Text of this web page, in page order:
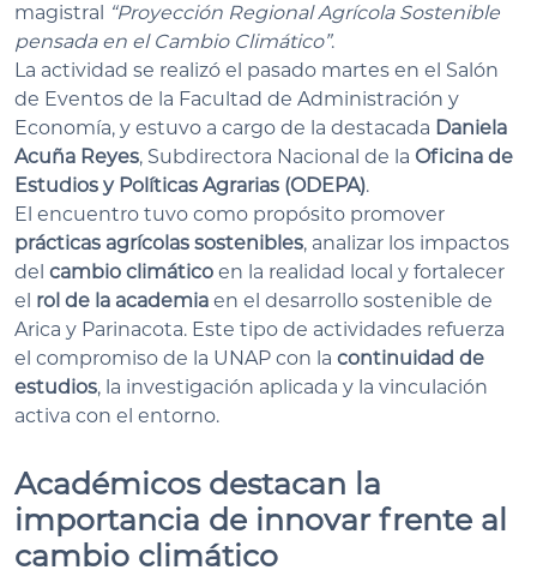
magistral
“Proyección Regional Agrícola Sostenible
pensada en el Cambio Climático”.
La actividad se realizó el pasado martes en el Salón
de Eventos de la Facultad de Administración y
Economía, y estuvo a cargo de la destacada Daniela
Acuña Reyes, Subdirectora Nacional de la Oficina de
Estudios y Políticas Agrarias (ODEPA).
El encuentro tuvo como propósito promover
prácticas agrícolas sostenibles, analizar los impactos
del cambio climático en la realidad local y fortalecer
el rol de la academia en el desarrollo sostenible de
Arica y Parinacota. Este tipo de actividades refuerza
el compromiso de la UNAP con la continuidad de
estudios, la investigación aplicada y la vinculación
activa con el entorno.
Académicos destacan la
importancia de innovar frente al
cambio climático